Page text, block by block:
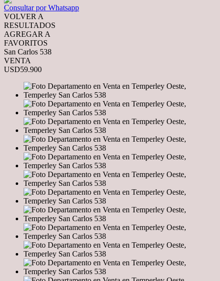
Consultar por Whatsapp
VOLVER A
RESULTADOS
AGREGAR A
FAVORITOS
San Carlos 538
VENTA
USD59.900